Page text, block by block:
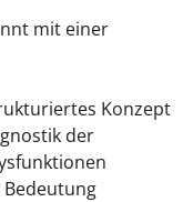
mit einer
Konzept
der